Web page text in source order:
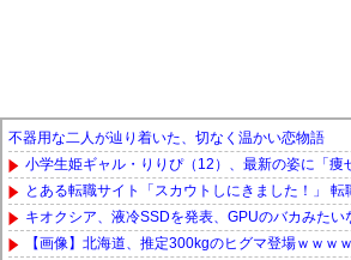
不器用な二人が辿り着いた、切なく温かい恋物語
小学生姫ギャル・りりぴ（12）、最新の姿に「痩
とある転職サイト「スカウトしにきました！」 転
キオクシア、液冷SSDを発表、GPUのバカみたい
【画像】北海道、推定300kgのヒグマ登場ｗｗｗ